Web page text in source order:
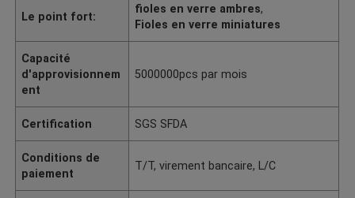
Le point fort:
fioles en verre ambres,
Fioles en verre miniatures
Capacité
d'approvisionnem
ent
5000000pcs par mois
Certification SGS SFDA
Conditions de
paiement
T/T, virement bancaire, L/C